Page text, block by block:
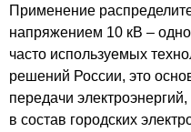
Применение
напряжением 10 кВ –
часто используемых
решений России, это
передачи
в состав городских